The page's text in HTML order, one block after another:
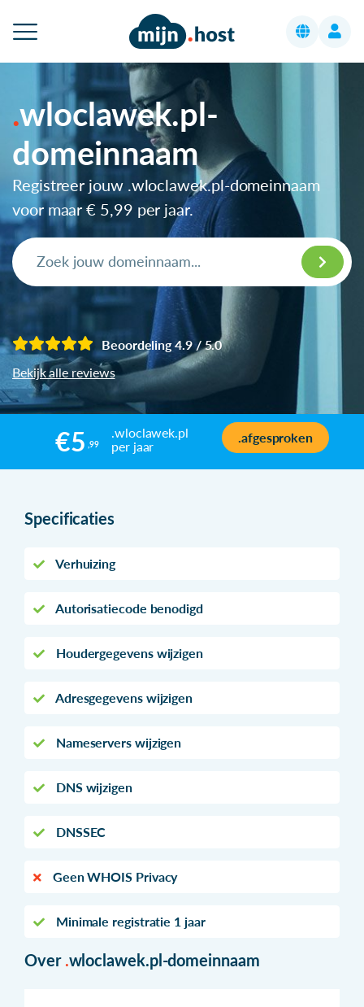
wloclawek.pl-
domeinnaam
Registreer jouw .wloclawek.pl-domeinnaam
voor maar€ 5,99 per jaar.
Beoordeling 4.9 / 5.0
Bekijk alle reviews
€5 ,99
.wloclawek.pl
per jaar
.afgesproken
Specificaties
Verhuizing
Autorisatiecode benodigd
Houdergegevens wijzigen
Adresgegevens wijzigen
Nameservers wijzigen
DNS wijzigen
DNSSEC
Geen WHOIS Privacy
Minimale registratie 1 jaar
Over .wloclawek.pl-domeinnaam